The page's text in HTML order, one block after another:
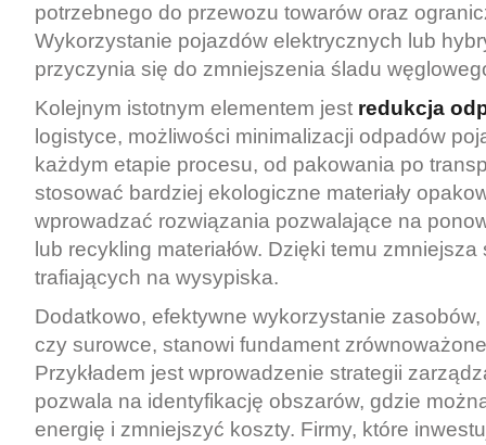
potrzebnego do przewozu towarów oraz
Wykorzystanie pojazdów elektrycznych lub
przyczynia się do zmniejszenia śladu
Kolejnym istotnym elementem jest redukcja
logistyce, możliwości minimalizacji odpadów
każdym etapie procesu, od pakowania po
stosować bardziej ekologiczne materiały
wprowadzać rozwiązania pozwalające na
lub recykling materiałów. Dzięki temu
trafiających na wysypiska.
Dodatkowo, efektywne wykorzystanie
czy surowce, stanowi fundament
Przykładem jest wprowadzenie strategii
pozwala na identyfikację obszarów, gdzie
energię i zmniejszyć koszty. Firmy, które